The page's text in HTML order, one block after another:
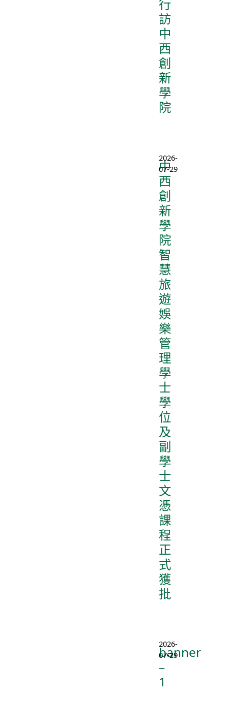
行
訪
中
西
創
新
學
院
中
西
創
新
學
院
智
慧
旅
遊
娛
樂
管
理
學
士
學
位
及
副
學
士
文
憑
課
程
正
式
獲
批
2026-
07-29
banner
–
1
2026-
07-29